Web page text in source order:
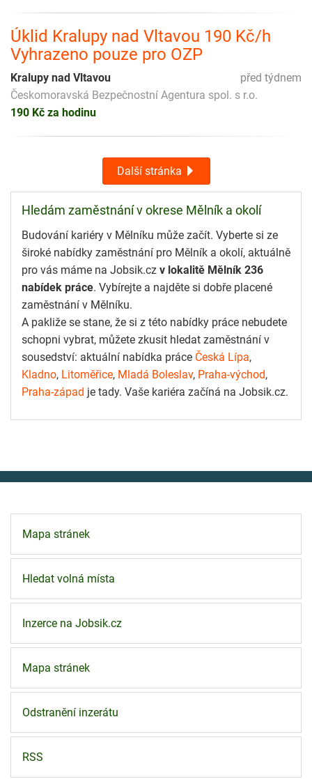
Úklid Kralupy nad Vltavou 190 Kč/h
Vyhrazeno pouze pro OZP
před týdnem
Kralupy nad Vltavou
Českomoravská Bezpečnostní Agentura spol. s r.o.
190 Kč za hodinu
Další stránka
Hledám zaměstnání v okrese Mělník a okolí
Budování kariéry v Mělníku může začít. Vyberte si ze
široké nabídky zaměstnání pro Mělník a okolí, aktuálně
pro vás máme na Jobsik.cz v lokalitě Mělník 236
nabídek práce. Vybírejte a najděte si dobře placené
zaměstnání v Mělníku.
A pakliže se stane, že si z této nabídky práce nebudete
schopni vybrat, můžete zkusit hledat zaměstnání v
sousedství: aktuální nabídka práce Česká Lípa,
Kladno, Litoměřice, Mladá Boleslav, Praha-východ,
Praha-západ je tady. Vaše kariéra začíná na Jobsik.cz.
Mapa stránek
Hledat volná místa
Inzerce na Jobsik.cz
Mapa stránek
Odstranění inzerátu
RSS